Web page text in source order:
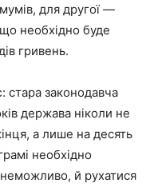
для другої —
необхідно буде
гривень.
законодавча
держава ніколи не
а лише на десять
необхідно
неможливо, й рухатися